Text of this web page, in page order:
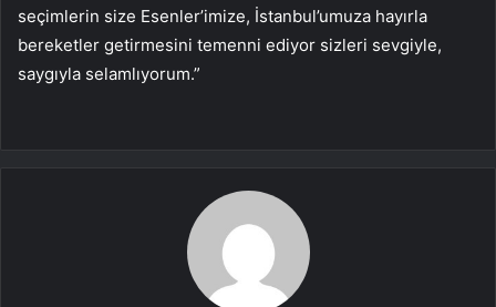
seçimlerin size Esenler’imize, İstanbul’umuza hayırla
bereketler getirmesini temenni ediyor sizleri sevgiyle,
saygıyla selamlıyorum.”